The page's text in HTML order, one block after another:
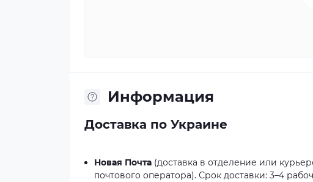
Информация
Доставка по Украине
Новая Почта (доставка в отделение или
почтового оператора). Срок доставки: 3–4